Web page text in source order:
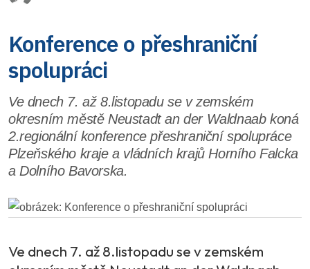
Konference o přeshraniční
spolupráci
Ve dnech 7. až 8.listopadu se v zemském
okresním městě Neustadt an der Waldnaab koná
2.regionální konference přeshraniční spolupráce
Plzeňského kraje a vládních krajů Horního Falcka
a Dolního Bavorska.
Ve dnech 7. až 8.listopadu se v zemském